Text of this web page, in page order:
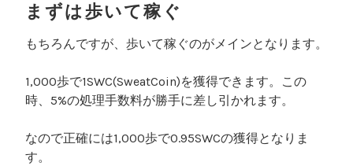
まずは歩いて稼ぐ
もちろんですが、歩いて稼ぐのがメインとなります。
1,000歩で1SWC(SweatCoin)を獲得できます。この
時、5%の処理手数料が勝手に差し引かれます。
なので正確には1,000歩で0.95SWCの獲得となりま
す。